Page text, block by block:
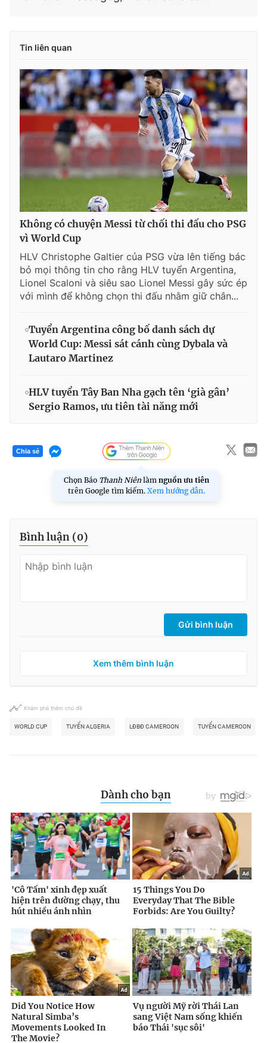
Tin liên quan
Không có chuyện Messi từ chối thi đấu cho PSG
vì World Cup
HLV Christophe Galtier của PSG vừa lên tiếng bác
bỏ mọi thông tin cho rằng HLV tuyển Argentina,
Lionel Scaloni và siêu sao Lionel Messi gây sức ép
với mình để không chọn thi đấu nhằm giữ chân...
Tuyển Argentina công bố danh sách dự
World Cup: Messi sát cánh cùng Dybala và
Lautaro Martinez
HLV tuyển Tây Ban Nha gạch tên ‘già gân’
Sergio Ramos, ưu tiên tài năng mới
Chia sẻ
Chọn Báo Thanh Niên làm nguồn ưu tiên
trên Google tìm kiếm. Xem hướng dẫn.
Bình luận (0)
Gửi bình luận
Xem thêm bình luận
Khám phá thêm chủ đề
WORLD CUP TUYỂN ALGERIA LĐBĐ CAMEROON TUYỂN CAMEROON